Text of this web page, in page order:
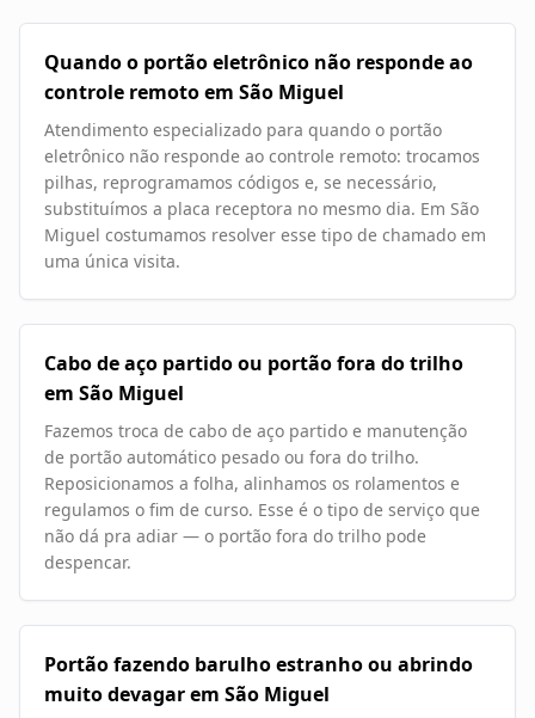
Quando o portão eletrônico não responde ao
controle remoto em São Miguel
Atendimento especializado para quando o portão
eletrônico não responde ao controle remoto: trocamos
pilhas, reprogramamos códigos e, se necessário,
substituímos a placa receptora no mesmo dia. Em São
Miguel costumamos resolver esse tipo de chamado em
uma única visita.
Cabo de aço partido ou portão fora do trilho
em São Miguel
Fazemos troca de cabo de aço partido e manutenção
de portão automático pesado ou fora do trilho.
Reposicionamos a folha, alinhamos os rolamentos e
regulamos o fim de curso. Esse é o tipo de serviço que
não dá pra adiar — o portão fora do trilho pode
despencar.
Portão fazendo barulho estranho ou abrindo
muito devagar em São Miguel